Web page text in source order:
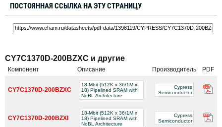
ПОСТОЯННАЯ ССЫЛКА НА ЭТУ СТРАНИЦУ
CY7C1370D-200BZXC и другие
Компонент Описание Производитель PDF
CY7C1370D-200BZXC
18-Mbit (512K x 36/1M x
18) Pipelined SRAM with
NoBL Architecture
Cypress
Semiconductor
CY7C1370D-200BZXI
18-Mbit (512K x 36/1M x
18) Pipelined SRAM with
NoBL Architecture
Cypress
Semiconductor